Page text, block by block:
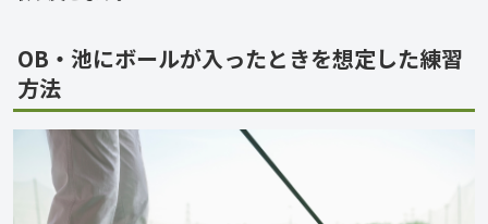
OB・池にボールが入ったときを想定した練習
方法